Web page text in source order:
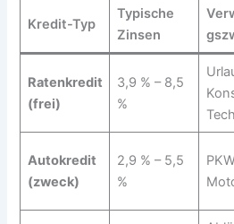
Kredit-Typ
Typische
Zinsen
Ratenkredit
(frei)
3,9 % – 8,5
%
Autokredit
(zweck)
2,9 % – 5,5
%